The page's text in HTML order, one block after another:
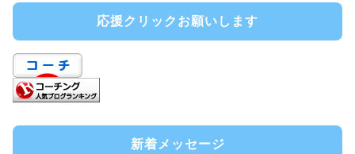
応援クリックお願いします
新着メッセージ